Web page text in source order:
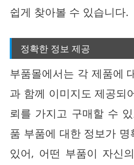
쉽게 찾아볼 수 있습니다.
정확한 정보 제공
부품몰에서는 각 제품에
과 함께 이미지도 제공되
뢰를 가지고 구매할 수
품 부품에 대한 정보가 명
있어, 어떤 부품이 자신